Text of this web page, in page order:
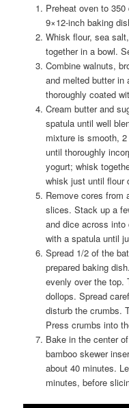
Preheat oven to
9×12-inch baking
Whisk flour, sea
together in a bowl.
Combine walnuts,
and melted butter in
thoroughly coated
Cream butter and
spatula until well
mixture is smooth,
until thoroughly
yogurt; whisk
whisk just until flour
Remove cores from
slices. Stack up a
and dice across
with a spatula until
Spread 1/2 of the
prepared baking
evenly over the top.
dollops. Spread
disturb the crumbs.
Press crumbs into
Bake in the center
bamboo skewer
about 40 minutes.
minutes, before